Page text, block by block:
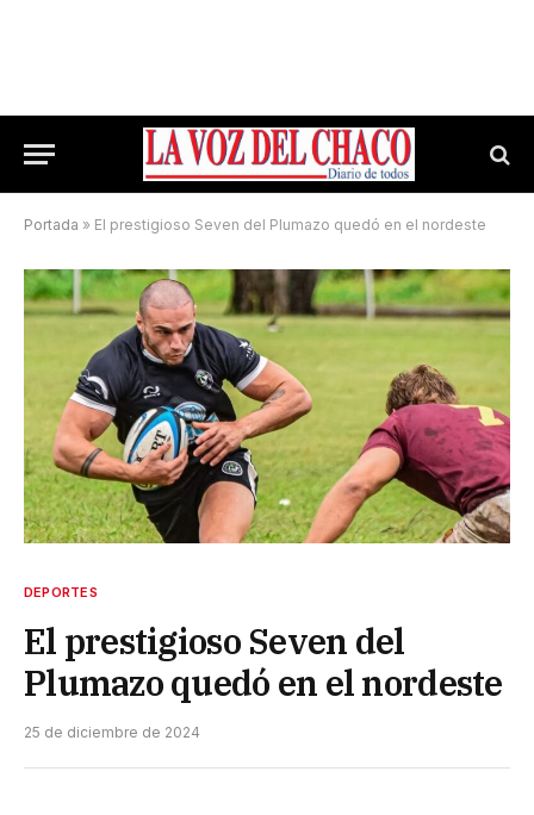
Portada » El prestigioso Seven del Plumazo quedó en el nordeste
DEPORTES
El prestigioso Seven del
Plumazo quedó en el nordeste
25 de diciembre de 2024